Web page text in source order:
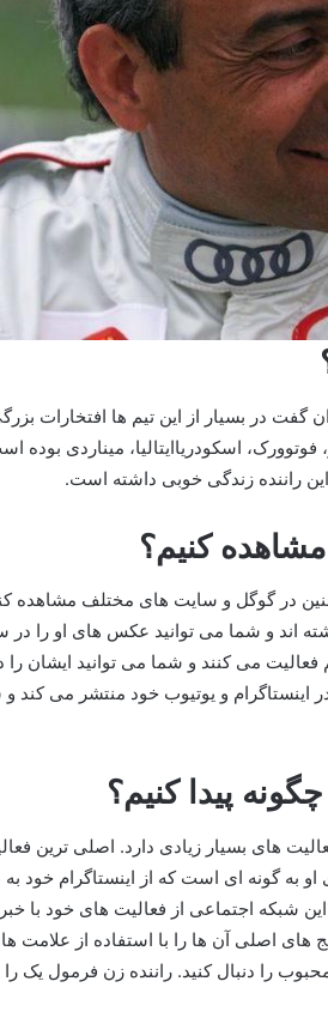
گفت در بسیار از این تیم ها افتخارات
اسکودریاایتالیا، میناردی بوده
راننده زندگی خوبی داشته است.
کنیم؟
در گوگل و سایت های مختلف مشاهده
اند و شما می توانید عکس های او را
می کنند و شما می توانید ایشان را
اینستاگرام و یوتیوب خود منتشر می کند
پیدا کنیم؟
های بسیار زیادی دارد. اصلی ترین
به گونه ای است که از اینستاگرام خود به
شبکه اجتماعی از فعالیت های خود با
های اصلی آن ها را با استفاده از علامت
را دنبال کنید. راننده زن فرمول یک را